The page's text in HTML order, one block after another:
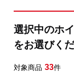
選択中のホ
をお選びく
対象商品 33件